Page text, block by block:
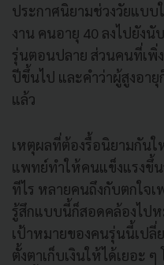
ประกาศนิยามช่วงวัยแบบ
งาน คนอายุ 40 ลงไปยังนั
รุ่นตอนปลาย ส่วนคนที่เพิ่
ปีขึ้นไป และคำว่าผู้สูงอา
แล้ว
เหตุผลที่ต้องรื้อนิยามกันใ
แพทย์ทำให้คนแข็งแรงขึ้น
ทีไร หลายคนถึงกับตกใจเ
รู้สึกแบบนี้ก็สอดคล้องไป
เป้าหมายของคนรุ่นนี้เปลี่
ตั้งตาเก็บเงินให้ได้เยอะ